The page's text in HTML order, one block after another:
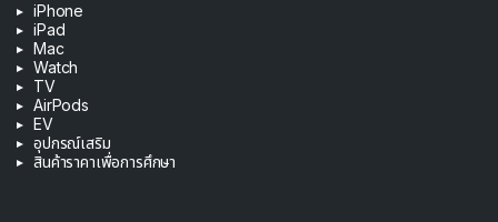
iPhone
iPad
Mac
Watch
TV
AirPods
EV
อุปกรณ์เสริม
สินค้าราคาเพื่อการศึกษา